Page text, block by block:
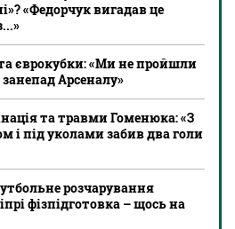
«Федорчук вигадав це
єврокубки: «Ми не пройшли
Арсеналу»
та травми Гоменюка: «З
і під уколами забив два голи
розчарування
фізпідготовка – щось на